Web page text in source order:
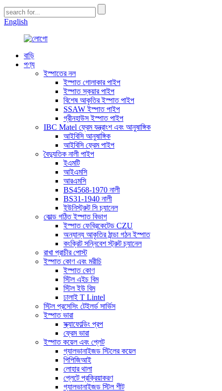
English
বাড়ি
পণ্য
ইস্পাতের নল
ইস্পাত গোলাকার পাইপ
ইস্পাত স্কয়ার পাইপ
বিশেষ আকৃতির ইস্পাত পাইপ
SSAW ইস্পাত পাইপ
গ্রীনহাউস ইস্পাত পাইপ
IBC Matel ফ্রেম যন্ত্রাংশ এবং আনুষাঙ্গিক
আইবিসি আনুষাঙ্গিক
আইবিসি ফ্রেম পাইপ
বৈদ্যুতিক নালী পাইপ
ইএমটি
আইএমসি
আরএমসি
BS4568-1970 নালী
BS31-1940 নালী
ইউনিস্ট্রুট সি চ্যানেল
কোল্ড গঠিত ইস্পাত বিভাগ
ইস্পাত ফেব্রিকেটেড CZU
অন্যান্য আকৃতির ঠান্ডা গঠন ইস্পাত
কংক্রিট সন্নিবেশ স্ট্রুট চ্যানেল
রাখা প্রাচীর পোস্ট
ইস্পাত কোণ এবং মরীচি
ইস্পাত কোণ
স্টিল এইচ বিম
স্টিল ইউ বিম
ঢালাই T Lintel
স্টিল প্রসেসিং টেইলর্ড সার্ভিস
ইস্পাত ভারা
স্ক্যাফোল্ডিং প্রপ
ফ্রেম ভারা
ইস্পাত কয়েল এবং প্লেট
গ্যালভানাইজড স্টিলের কয়েল
পিপিজিআই
লোহার থালা
প্লেটে প্রক্রিয়াকরণ
গ্যালভানাইজড স্টিল শীট